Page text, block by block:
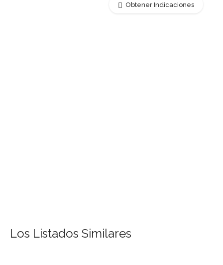
Obtener Indicaciones
Los Listados Similares